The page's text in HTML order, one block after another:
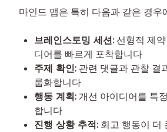
마인드 맵은 특히 다음과 같은 경우
브레인스토밍 세션: 선형적 제
디어를 빠르게 포착합니다
주제 확인: 관련 댓글과 관찰 결
룹화합니다
행동 계획: 개선 아이디어를 특
합니다
진행 상황 추적: 회고 행동이 더